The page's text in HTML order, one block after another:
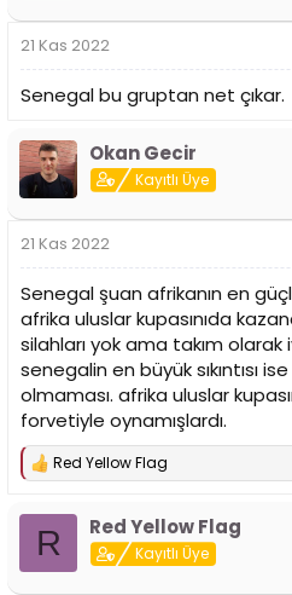
21 Kas 2022
Senegal bu gruptan net çıkar.
Okan Gecir
Kayıtlı Üye
21 Kas 2022
Senegal şuan afrikanın en
afrika uluslar kupasınıda
silahları yok ama takım
senegalin en büyük sıkıntısı
olmaması. afrika uluslar
forvetiyle oynamışlardı.
T
p
l
Red Yellow Flag
R Red Yellow Flag
Kayıtlı Üye